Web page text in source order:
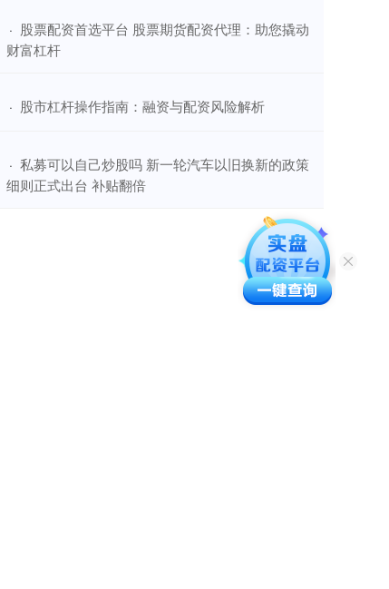
· ​股票配资首选平台 股票期货配资代理：助您撬动
财富杠杆
· ​股市杠杆操作指南：融资与配资风险解析
· ​私募可以自己炒股吗 新一轮汽车以旧换新的政策
细则正式出台 补贴翻倍